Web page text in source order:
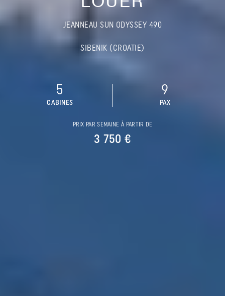
JEANNEAU SUN ODYSSEY 490
SIBENIK (CROATIE)
5
CABINES
9
PAX
PRIX PAR SEMAINE À PARTIR DE
3 750 €